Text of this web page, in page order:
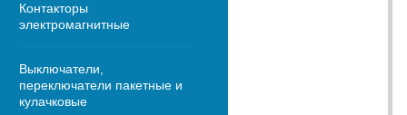
Контакторы
электромагнитные
Выключатели,
переключатели пакетные и
кулачковые